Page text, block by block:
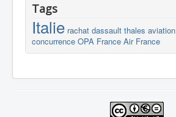
Tags
Italie rachat dassault thales aviation
concurrence OPA France Air France